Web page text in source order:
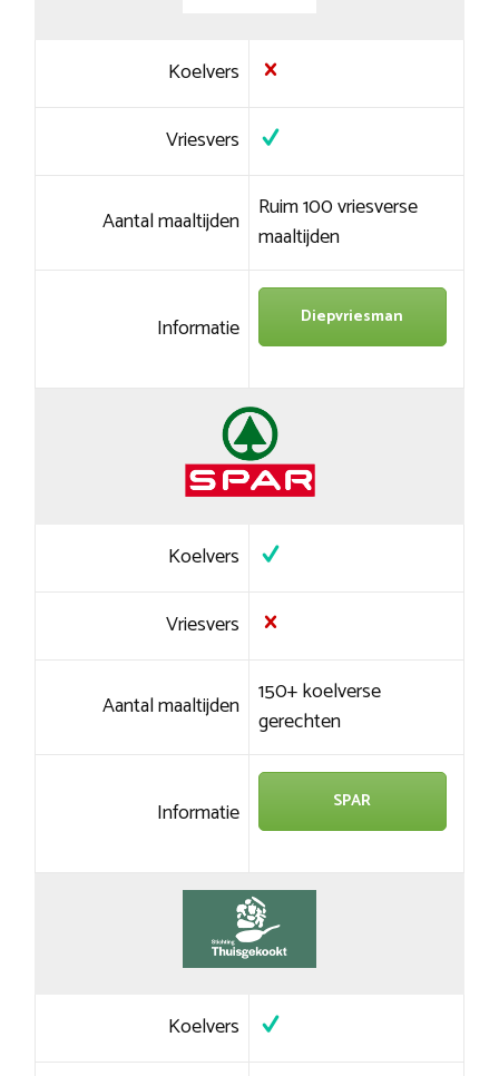
Koelvers
Vriesvers
Aantal maaltijden Ruim 100 vriesverse
maaltijden
Informatie Diepvriesman
Koelvers
Vriesvers
Aantal maaltijden 150+ koelverse
gerechten
Informatie SPAR
Koelvers